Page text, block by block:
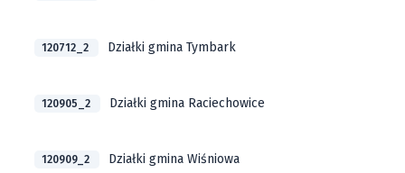
120712_2 Działki gmina Tymbark
120905_2 Działki gmina Raciechowice
120909_2 Działki gmina Wiśniowa